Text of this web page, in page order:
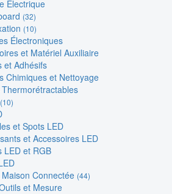
Électrique
(32)
(10)
Électroniques
et Matériel Auxiliaire
et Adhésifs
Chimiques et Nettoyage
(10)
et Spots LED
et Accessoires LED
LED et RGB
Connectée (44)
et Mesure